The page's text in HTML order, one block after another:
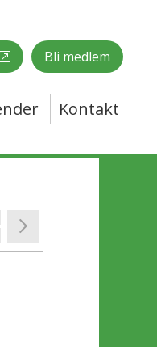
Bli medlem
Kontakt